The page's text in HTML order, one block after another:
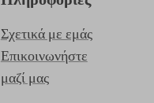
Σχετικά με εμάς
Επικοινωνήστε
μαζί μας